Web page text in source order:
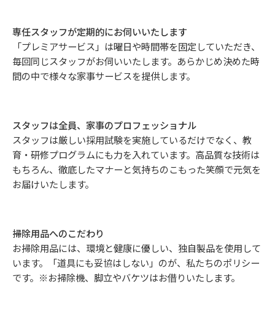
専任スタッフが定期的にお伺いいたします
「プレミアサービス」は曜日や時間帯を固定していただき、
毎回同じスタッフがお伺いいたします。あらかじめ決めた時
間の中で様々な家事サービスを提供します。
スタッフは全員、家事のプロフェッショナル
スタッフは厳しい採用試験を実施しているだけでなく、教
育・研修プログラムにも力を入れています。高品質な技術は
もちろん、徹底したマナーと気持ちのこもった笑顔で元気を
お届けいたします。
掃除用品へのこだわり
お掃除用品には、環境と健康に優しい、独自製品を使用して
います。「道具にも妥協はしない」のが、私たちのポリシー
です。※お掃除機、脚立やバケツはお借りいたします。